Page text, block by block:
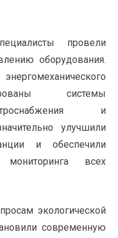
провели
оборудования.
системы
и
улучшили
и обеспечили
мониторинга всех
экологической
современную